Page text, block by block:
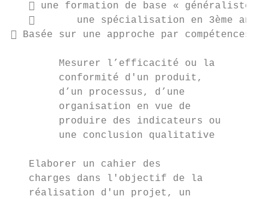
 une formation de base « généraliste »
       une spécialisation en 3ème
 Basée sur une approche par compétences
Mesurer l’efficacité ou la
conformité d'un produit,
d’un processus, d’une
organisation en vue de
produire des indicateurs ou
une conclusion qualitative
Elaborer un cahier des
   charges dans l'objectif de la
   réalisation d'un projet, un